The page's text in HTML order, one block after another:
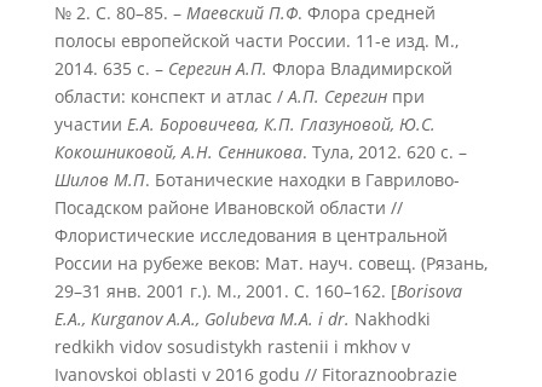
№ 2. С. 80–85. – Маевский П.Ф. Флора средней
полосы европейской части России. 11-е изд. М.,
2014. 635 с. – Серегин А.П. Флора Владимирской
области: конспект и атлас /А.П. Серегинпри
участии Е.А. Боровичева, К.П. Глазуновой, Ю.С.
Кокошниковой, А.Н. Сенникова. Тула, 2012. 620 с. –
Шилов М.П. Ботанические находки в Гаврилово-
Посадском районе Ивановской области //
Флористические исследования в центральной
России на рубеже веков: Мат. науч. совещ. (Рязань,
29–31 янв. 2001 г.). М., 2001. С. 160–162. [Borisova
E.A., Kurganov A.A., Golubeva M.A. i dr. Nakhodki
redkikh vidov sosudistykh rastenii i mkhov v
Ivanovskoi oblasti v 2016 godu // Fitoraznoobrazie